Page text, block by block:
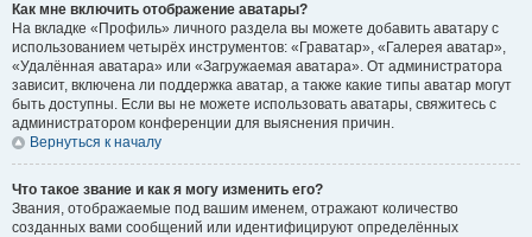
Как мне включить отображение аватары?
На вкладке «Профиль» личного раздела вы можете добавить аватару с
использованием четырёх инструментов: «Граватар», «Галерея аватар»,
«Удалённая аватара» или «Загружаемая аватара». От администратора
зависит, включена ли поддержка аватар, а также какие типы аватар могут
быть доступны. Если вы не можете использовать аватары, свяжитесь с
администратором конференции для выяснения причин.
Вернуться к началу
Что такое звание и как я могу изменить его?
Звания, отображаемые под вашим именем, отражают количество
созданных вами сообщений или идентифицируют определённых